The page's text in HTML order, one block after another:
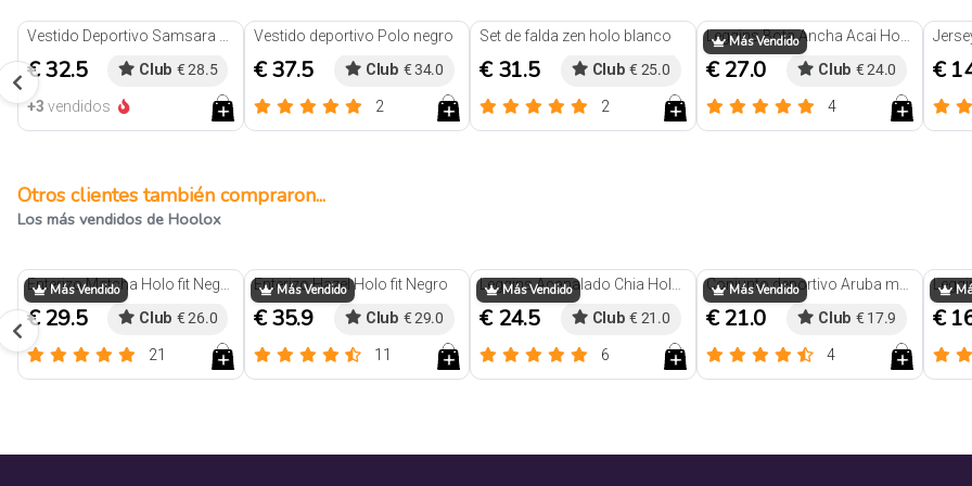
Vestido Deportivo Samsara Negro
€ 32.5 Club € 28.5
+3 vendidos
Vestido deportivo Polo negro
€ 37.5 Club € 34.0
2
Set de falda zen holo blanco
€ 31.5 Club € 25.0
2
Más Vendido Leggins Bota Ancha Acai Holo marron
€ 27.0 Club € 24.0
4
€
Otros clientes también compraron...
Los más vendidos de Hoolox
Más Vendido Enterizo Matcha Holo fit Negro
€ 29.5 Club € 26.0
21
Más Vendido
Enterizo Hazel Holo fit Negro
€ 35.9 Club € 29.0
11
Más Vendido Leggins Acanalado Chia Holo Marron
€ 24.5 Club € 21.0
6
Más Vendido Conjunto deportivo Aruba morado
€ 21.0 Club € 17.9
4
€